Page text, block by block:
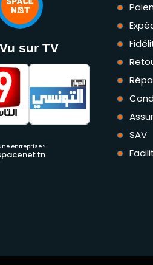
Vu sur TV
entreprise ?
SAV